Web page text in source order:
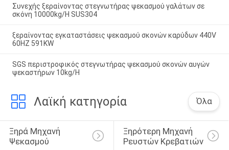
Συνεχής ξεραίνοντας στεγνωτήρας ψεκασμού γαλάτων σε
σκόνη 10000kg/H SUS304
ξεραίνοντας εγκαταστάσεις ψεκασμού σκονών καρύδων 440V
60HZ 591KW
SGS περιστροφικός στεγνωτήρας ψεκασμού σκονών αυγών
ψεκαστήρων 10kg/H
Λαϊκή κατηγορία Όλα
Ξηρά Μηχανή
Ψεκασμού
Ξηρότερη Μηχανή
Ρευστών Κρεβατιών